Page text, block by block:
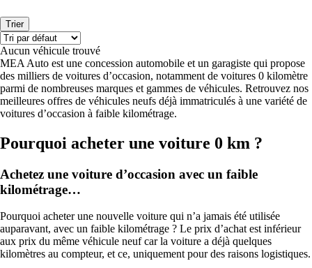
Trier
Aucun véhicule trouvé
MEA Auto est une concession automobile et un garagiste qui propose
des milliers de voitures d’occasion, notamment de voitures 0 kilomètre
parmi de nombreuses marques et gammes de véhicules. Retrouvez nos
meilleures offres de véhicules neufs déjà immatriculés à une variété de
voitures d’occasion à faible kilométrage.
Pourquoi acheter une voiture 0 km ?
Achetez une voiture d’occasion avec un faible
kilométrage…
Pourquoi acheter une nouvelle voiture qui n’a jamais été utilisée
auparavant, avec un faible kilométrage ? Le prix d’achat est inférieur
aux prix du même véhicule neuf car la voiture a déjà quelques
kilomètres au compteur, et ce, uniquement pour des raisons logistiques.